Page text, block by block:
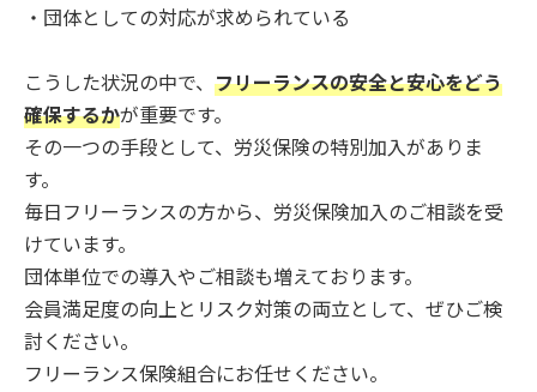
・団体としての対応が求められている
こうした状況の中で、 フリーランスの安全と安心をどう
確保するかが重要です。
その一つの手段として、労災保険の特別加入がありま
す。
毎日フリーランスの方から、労災保険加入のご相談を受
けています。
団体単位での導入やご相談も増えております。
会員満足度の向上とリスク対策の両立として、ぜひご検
討ください。
フリーランス保険組合にお任せください。